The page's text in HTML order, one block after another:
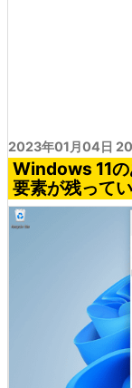
2023年01月04日
Windows 11
要素が残って